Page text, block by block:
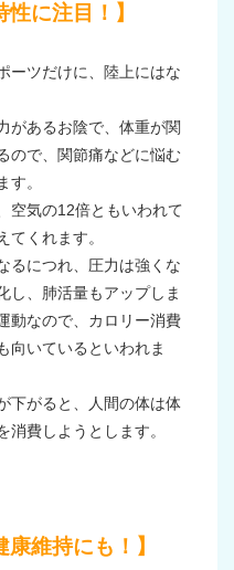
性に注目！】
ーツだけに、陸上にはな
があるお陰で、体重が関
ので、関節痛などに悩む
す。
空気の12倍ともいわれて
てくれます。
るにつれ、圧力は強くな
し、肺活量もアップしま
動なので、カロリー消費
向いているといわれま
下がると、人間の体は体
費しようとします。
康維持にも！】